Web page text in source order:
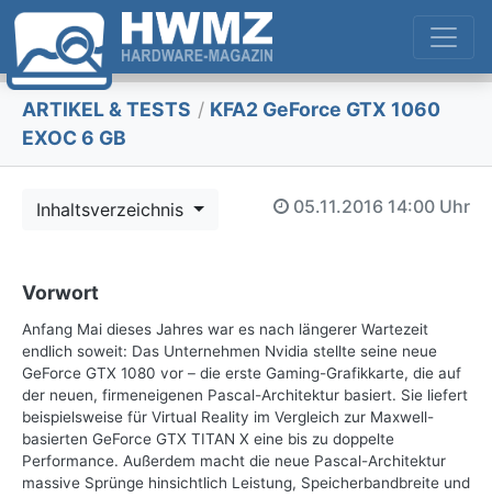
ARTIKEL & TESTS / KFA2 GeForce GTX 1060
EXOC 6 GB
Inhaltsverzeichnis 05.11.2016 14:00 Uhr
Vorwort
Anfang Mai dieses Jahres war es nach längerer Wartezeit
endlich soweit: Das Unternehmen Nvidia stellte seine neue
GeForce GTX 1080 vor – die erste Gaming-Grafikkarte, die auf
der neuen, firmeneigenen Pascal-Architektur basiert. Sie liefert
beispielsweise für Virtual Reality im Vergleich zur Maxwell-
basierten GeForce GTX TITAN X eine bis zu doppelte
Performance. Außerdem macht die neue Pascal-Architektur
massive Sprünge hinsichtlich Leistung, Speicherbandbreite und